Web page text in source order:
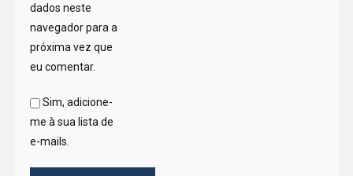
dados neste
navegador para a
próxima vez que
eu comentar.
Sim, adicione-
me à sua lista de
e-mails.